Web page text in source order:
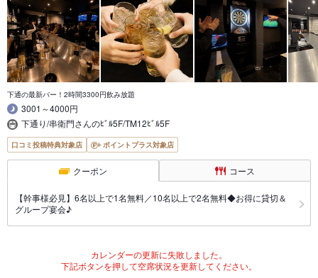
下通の最新バー！2時間3300円飲み放題
3001～4000円
下通り/串衛門さんのﾋﾞﾙ5F/TM12ﾋﾞﾙ5F
口コミ投稿特典対象店 ポイントプラス対象店
クーポン コース
【幹事様必見】6名以上で1名無料／10名以上で2名無料◆お得に貸切＆
グループ宴会♪
カレンダーの更新に失敗しました。
下記ボタンを押して空席状況を更新してください。